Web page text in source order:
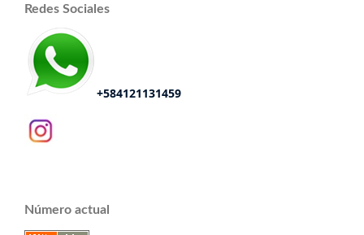
Redes Sociales
+584121131459
Número actual